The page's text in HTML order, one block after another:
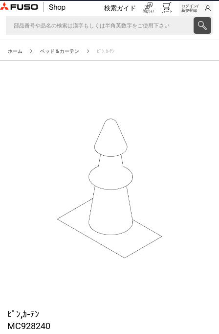
検索ガイド 問合せ カート
ログイン/
新規登録
ホーム ベッド＆カーテン ﾋﾟﾝ,ｶ-ﾃﾝ
ﾋﾟﾝ,ｶ-ﾃﾝ
MC928240